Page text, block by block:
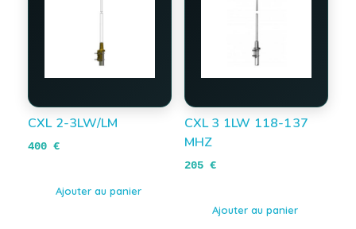
CXL 2-3LW/LM
400 €
Ajouter au panier
CXL 3 1LW 118-137
MHZ
205 €
Ajouter au panier